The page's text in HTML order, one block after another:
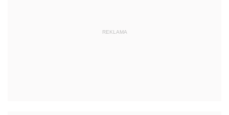
REKLAMA